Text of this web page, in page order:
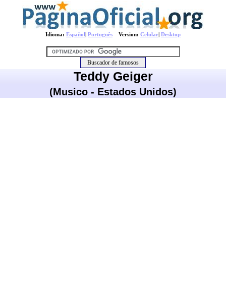
Idioma: Español| Português Version: Celular| Desktop
Teddy Geiger
(Musico - Estados Unidos)